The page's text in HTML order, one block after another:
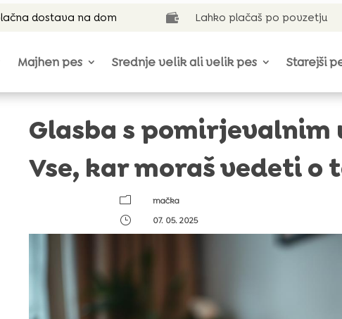
dostava na dom  Lahko plačaš po povzetju
Majhen pes Srednje velik ali velik pes Starejši
Glasba s pomirjevalnim
Vse, kar moraš vedeti o
m
mačka
}
07. 05. 2025